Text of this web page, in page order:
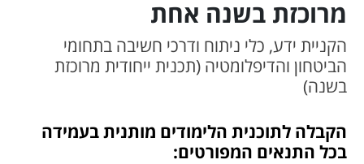
מרוכזת בשנה אחת
הקניית ידע, כלי ניתוח ודרכי חשיבה בתחומי
הביטחון והדיפלומטיה (תכנית ייחודית מרוכזת
בשנה)
הקבלה לתוכנית הלימודים מותנית בעמידה
בכל התנאים המפורטים: